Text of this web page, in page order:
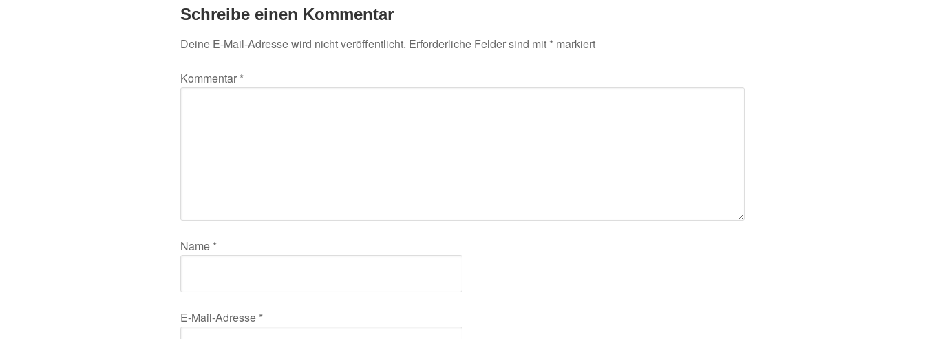
Schreibe einen Kommentar
Deine E-Mail-Adresse wird nicht veröffentlicht. Erforderliche Felder sind mit * markiert
Kommentar *
Name *
E-Mail-Adresse *